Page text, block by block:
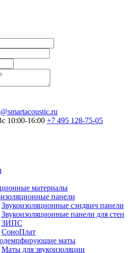
10:00-16:00 +7 495 128-75-05
материалы
панели
Звукоизоляционные сэндвич панели
Звукоизоляционные панели для стен
ЗИПС
СоноПлат
маты
Маты для звукоизоляции